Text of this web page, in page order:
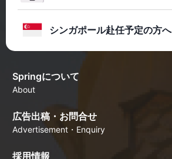
シンガポール赴任予定の方へ
Springについて
About
広告出稿・お問合せ
Advertisement・Enquiry
採用情報